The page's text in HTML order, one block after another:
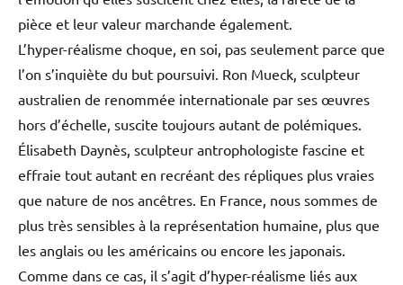
pièce et leur valeur marchande également.
L’hyper-réalisme choque, en soi, pas seulement parce que
l’on s’inquiète du but poursuivi. Ron Mueck, sculpteur
australien de renommée internationale par ses œuvres
hors d’échelle, suscite toujours autant de polémiques.
Élisabeth Daynès, sculpteur antrophologiste fascine et
effraie tout autant en recréant des répliques plus vraies
que nature de nos ancêtres. En France, nous sommes de
plus très sensibles à la représentation humaine, plus que
les anglais ou les américains ou encore les japonais.
Comme dans ce cas, il s’agit d’hyper-réalisme liés aux